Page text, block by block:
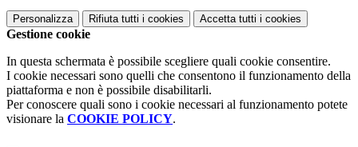
Personalizza Rifiuta tutti i cookies Accetta tutti i cookies
Gestione cookie
In questa schermata è possibile scegliere quali cookie consentire.
I cookie necessari sono quelli che consentono il funzionamento della
piattaforma e non è possibile disabilitarli.
Per conoscere quali sono i cookie necessari al funzionamento potete
visionare la COOKIE POLICY.